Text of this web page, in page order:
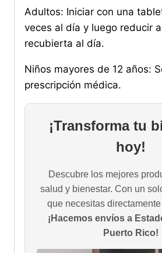
Adultos: Iniciar con una
veces al día y luego reducir
recubierta al día.
Niños mayores de 12 años:
prescripción médica.
¡Transforma tu
hoy!
Descubre los mejores
salud y bienestar. Con un
que necesitas
¡Hacemos envíos a
Puerto Rico!